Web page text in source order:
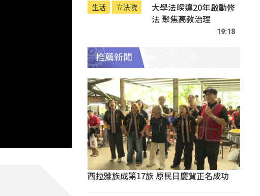
生活 立法院
大學法暌違20年啟動修
法 聚焦高教治理
19:18
推薦新聞
西拉雅族成第17族 原民日慶賀正名成功